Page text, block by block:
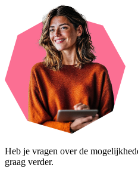
Heb je vragen over de
graag verder.